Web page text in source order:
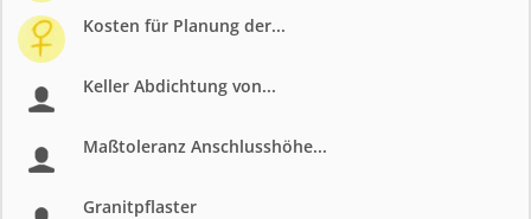
Kosten für Planung der...
Keller Abdichtung von...
Maßtoleranz Anschlusshöhe...
Granitpflaster